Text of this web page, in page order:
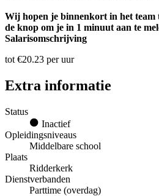
Wij hopen je binnenkort in het
de knop om je in 1 minuut aan te
Salarisomschrijving
tot €20.23 per uur
Extra informatie
Status
Inactief
Opleidingsniveaus
Middelbare school
Plaats
Ridderkerk
Dienstverbanden
Parttime (overdag)